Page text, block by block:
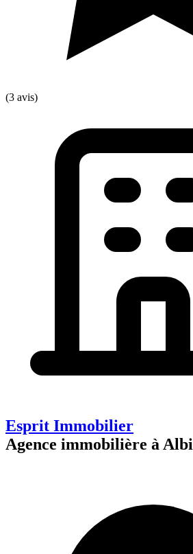
(3 avis)
Esprit Immobilier
Agence immobilière à Albi